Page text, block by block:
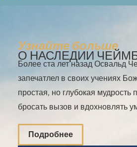
Узнайте больше
О НАСЛЕДИИ
Более ста лет назад Освальд
запечатлел в своих учениях
простая, но глубокая мудрость
бросать вызов и вдохновлять
Подробнее